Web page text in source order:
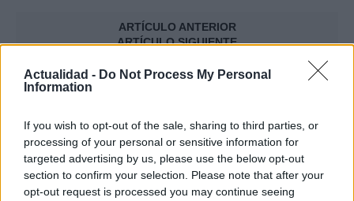
Actualidad - Do Not Process My Personal
Information
If you wish to opt-out of the sale, sharing to third parties, or
processing of your personal or sensitive information for
targeted advertising by us, please use the below opt-out
section to confirm your selection. Please note that after your
opt-out request is processed you may continue seeing
ARTÍCULO ANTERIOR
ARTÍCULO SIGUIENTE
Más leídos
AUTOMOVIL